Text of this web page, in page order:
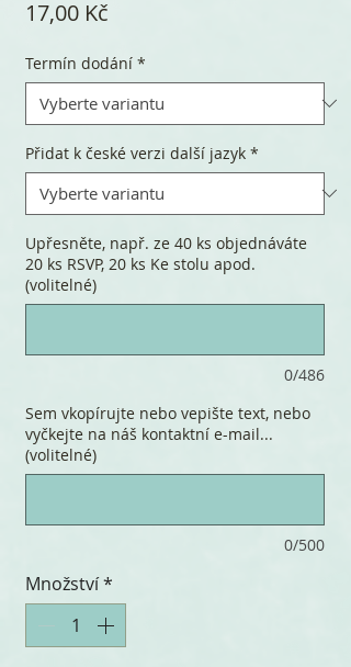
17,00 Kč
Termín dodání *
Přidat k české verzi další jazyk *
Upřesněte, např. ze 40 ks objednáváte
20 ks RSVP, 20 ks Ke stolu apod.
(volitelné)
0/486
Sem vkopírujte nebo vepište text, nebo
vyčkejte na náš kontaktní e-mail...
(volitelné)
0/500
Množství*